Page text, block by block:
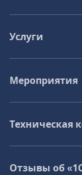
Услуги
Мероприятия
Техническая
Отзывы об